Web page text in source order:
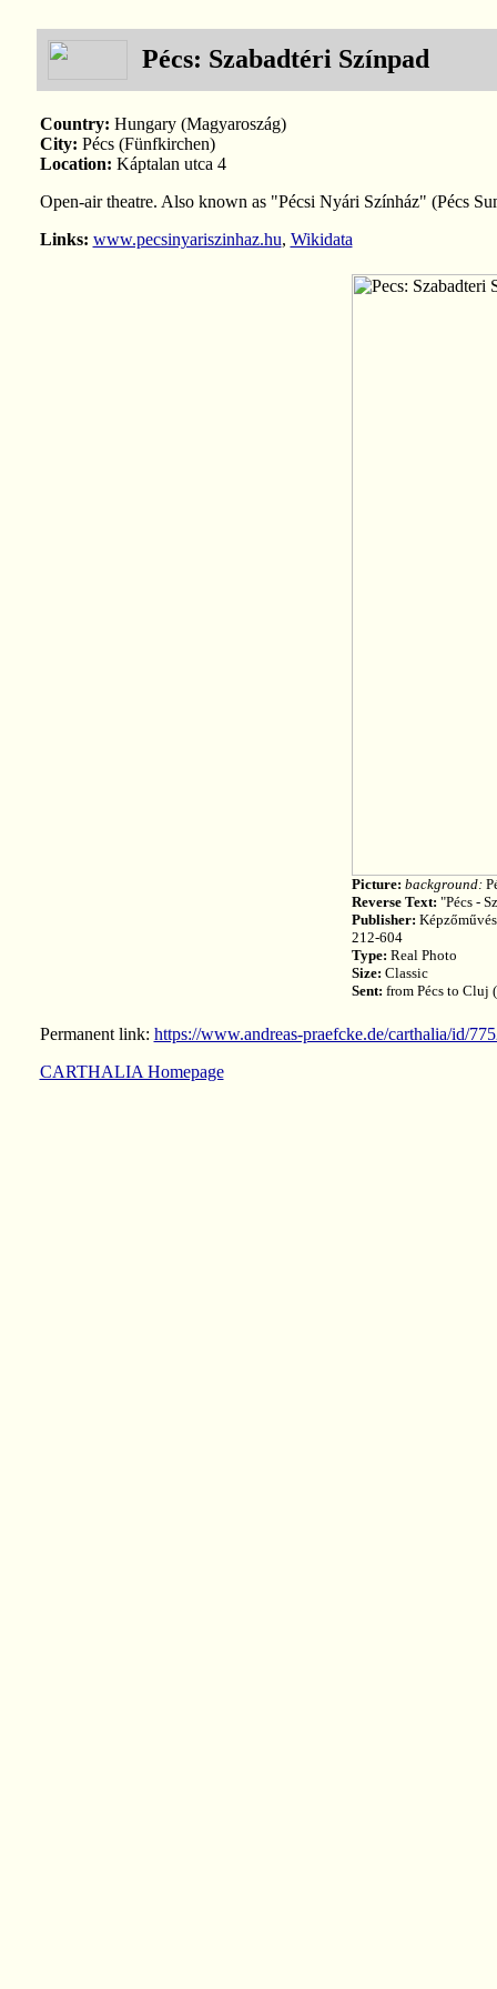
Pécs: Szabadtéri Színpad
Country: Hungary (Magyaroszág)
City: Pécs (Fünfkirchen)
Location: Káptalan utca 4
Open-air theatre. Also known as "Pécsi Nyári Színház" (Pécs
Links: www.pecsinyariszinhaz.hu, Wikidata
Picture: background:
Reverse Text: "Pécs -
Publisher:
212-604
Type: Real Photo
Size: Classic
Sent: from Pécs to Cluj
Permanent link: https://www.andreas-praefcke.de/carthalia/id/
CARTHALIA Homepage